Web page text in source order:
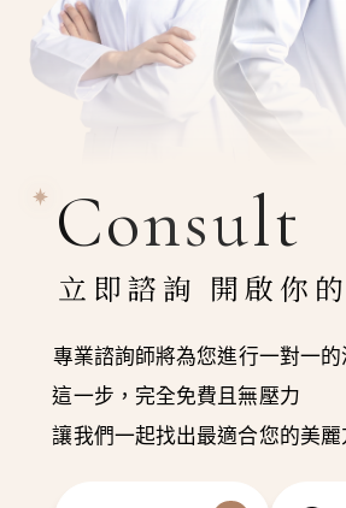
Consult
立即諮詢 開啟你
專業諮詢師將為您進行一對一
這一步，完全免費且無壓力
讓我們一起找出最適合您的美麗